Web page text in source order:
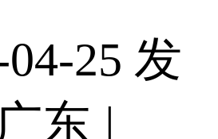
25 发
东 |